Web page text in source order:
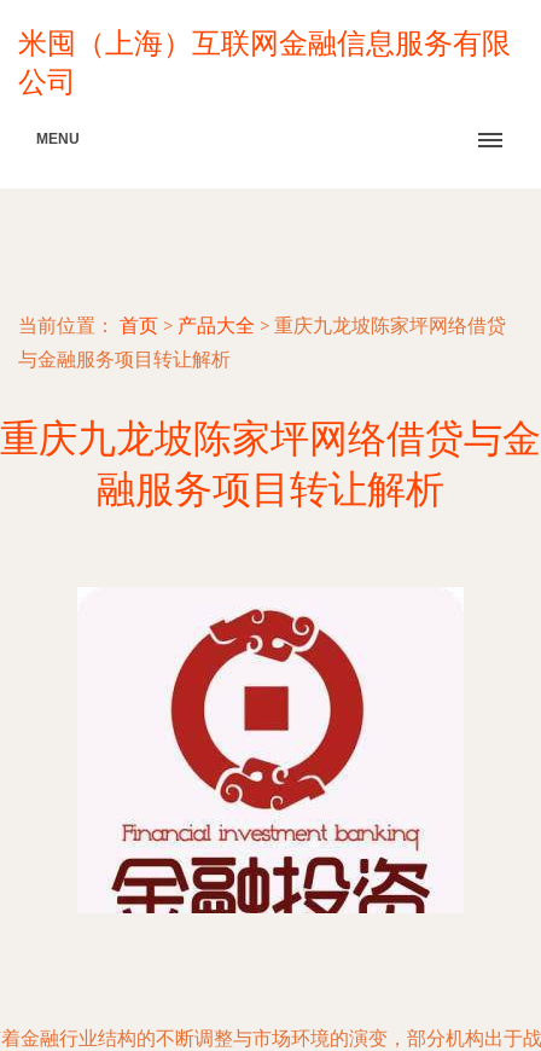
米囤（上海）互联网金融信息服务有限
公司
MENU
当前位置： 首页 > 产品大全 > 重庆九龙坡陈家坪网络借贷
与金融服务项目转让解析
重庆九龙坡陈家坪网络借贷与金
融服务项目转让解析
金融行业结构的不断调整与市场环境的演变，部分机构出于战